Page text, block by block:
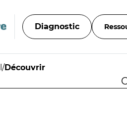
Diagnostic
/Découvrir